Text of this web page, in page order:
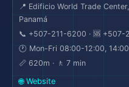
📍 Edificio World Trade
Panamá
📞 +507-211-6200 · 🆘 +507-
🕐 Mon-Fri 08:00-12:00,
📏 620m · 🚶 7 min
🌐 Website